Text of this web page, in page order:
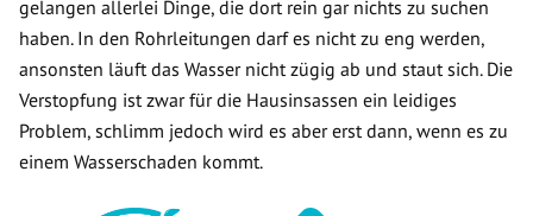
gelangen allerlei Dinge, die dort rein gar nichts zu suchen
haben. In den Rohrleitungen darf es nicht zu eng werden,
ansonsten läuft das Wasser nicht zügig ab und staut sich. Die
Verstopfung ist zwar für die Hausinsassen ein leidiges
Problem, schlimm jedoch wird es aber erst dann, wenn es zu
einem Wasserschaden kommt.